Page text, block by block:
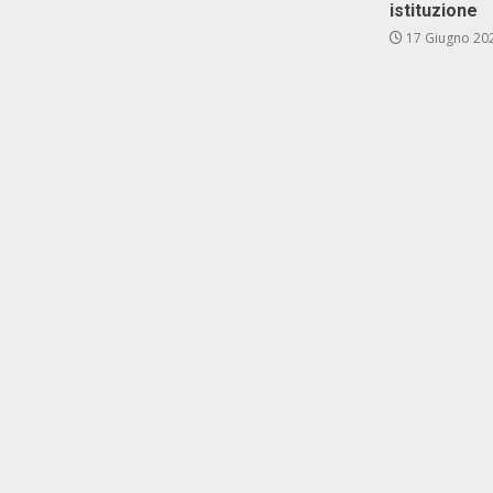
istituzione
17 Giugno